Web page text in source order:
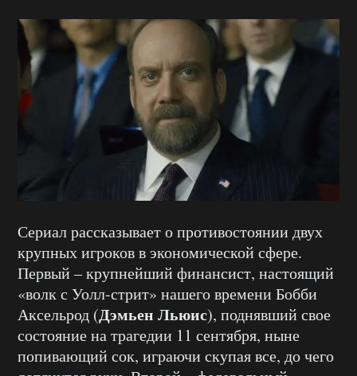
Сериал рассказывает о противостоянии двух
крупных игроков в экономической сфере.
Первый – крупнейший финансист, настоящий
«волк с Уолл-стрит» нашего времени Бобби
Аксельрод (Дэмьен Льюис), поднявший свое
состояние на трагедии 11 сентября, ныне
попивающий сок, играючи скупая все, до чего